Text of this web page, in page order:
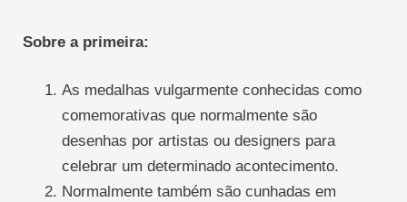
Sobre a primeira:
As medalhas vulgarmente conhecidas como
comemorativas que normalmente são
desenhas por artistas ou designers para
celebrar um determinado acontecimento.
Normalmente também são cunhadas em